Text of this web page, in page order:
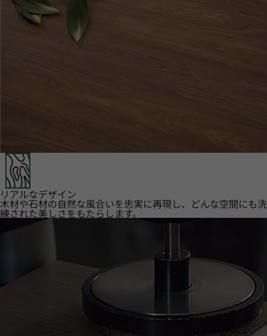
リアルなデザイン
木材や石材の自然な風合いを忠実に再現し、どんな空間にも洗
練された美しさをもたらします。